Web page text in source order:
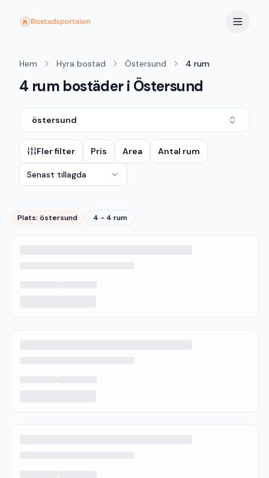
Hem Hyra bostad Östersund 4 rum
4 rum bostäder i Östersund
östersund
Fler filter Pris Area Antal rum
Senast tillagda
Plats: östersund 4 - 4 rum